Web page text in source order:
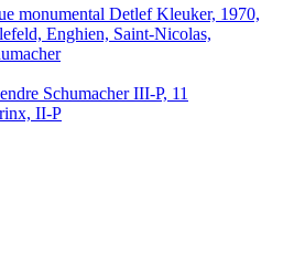
monumental Detlef Kleuker, 1970,
Enghien, Saint-Nicolas,
Schumacher III-P, 11
II-P